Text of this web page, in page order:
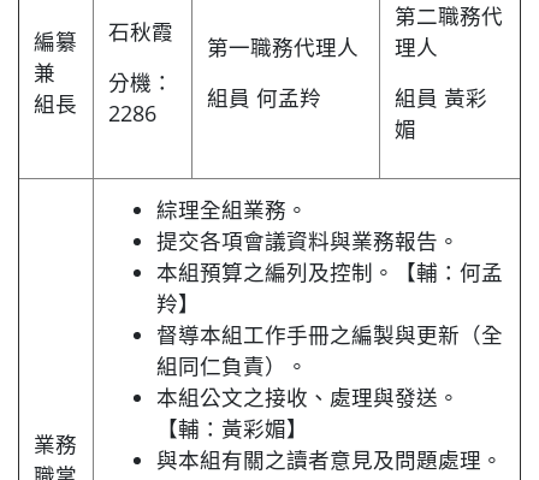
編纂
兼
組長
石秋霞
分機：
2286
第一職務代理人
組員 何孟羚
第二職務代
理人
組員 黃彩
媚
業務
綜理全組業務。
提交各項會議資料與業務報告。
本組預算之編列及控制。【輔：何孟
羚】
督導本組工作手冊之編製與更新（全
組同仁負責）。
本組公文之接收、處理與發送。
【輔：黃彩媚】
與本組有關之讀者意見及問題處理。